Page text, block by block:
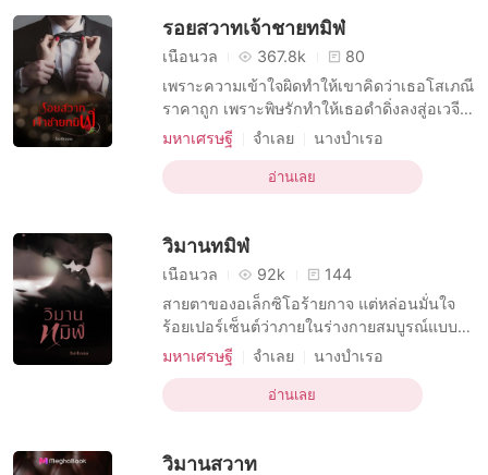
“ก็ฉันเหม็น
การมีเพศสัมพันธ์ครั้งแรก
โดนบังคับมาหลงรัก
รอยสวาทเจ้าชายทมิฬ
เนื้อนวล 367.8k
80
เพราะความเข้าใจผิดทำให้เขาคิดว่าเธอโสเภณี
ราคาถูก เพราะพิษรักทำให้เธอดำดิ่งลงสู่อเวจี
แสนหวานไปชั่วนิรันดร์ “คุณยั่วจนผมสติแตกได้
ทุกทีสิน่า...” เขาพึมพำ ขณะล้วงลิ้นเข้าไปในอุ้ง
ปากหวานที่เผยออ้าออกรับอย่างเต็มใจ ร่างกาย
หยัดขึ้นหาร่างหนาด้วยความต้องการเต็มหัวใจ
มหาเศรษฐี จำเลย
นางบำเรอ
บทบาทที่เป็นชายหล่อ
บทบาทที่มีเสน่ห์ ชาย
มหาเศรษฐี
การมีเพศสัมพันธ์ครั้งแรก
อ่านเลย
วิมานทมิฬ
เนื้อนวล 92k
144
สายตาของอเล็กซิโอร้ายกาจ แต่หล่อนมั่นใจ
ร้อยเปอร์เซ็นต์ว่าภายในร่างกายสมบูรณ์แบบ
ทรงพละกำลังของเขาจะต้องซ่อนบางสิ่งบาง
อย่างที่ร้ายกาจยิ่งกว่าดวงตาเอาไว้อย่าง
แน่นอน และหล่อนก็อดใจแทบไม่ไหวที่จะได้
พิสูจน์มัน หญิงสาวหน้าแดงก่ำจนถึงไรผม เมื่อ
มาในสมองบานเบอะ
มหาเศรษฐี จำเลย
นางบำเรอ
บทบาทที่มีเสน่ห์ ชาย
บทบาทที่แข็งแกร่ง ชาย
โรแมนติก
เมียเก็บ
แอบรัก
อ่านเลย
วิมานสวาท